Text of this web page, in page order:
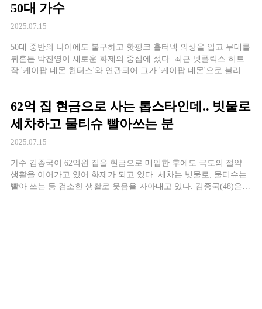
50대 가수
2025.07.15
50대 중반의 나이에도 불구하고 핫핑크 홀터넥 의상을 입고 무대를
뒤흔든 박진영이 새로운 화제의 중심에 섰다. 최근 넷플릭스 히트
작 '케이팝 데몬 헌터스'와 연관되어 그가 '케이팝 데몬'으로 불리며
벌 스테이지에서 열린 '워
62억 집 현금으로 사는 톱스타인데.. 빗물로
세차하고 물티슈 빨아쓰는 분
2025.07.15
가수 김종국이 62억원 집을 현금으로 매입한 후에도 극도의 절약
생활을 이어가고 있어 화제가 되고 있다. 세차는 빗물로, 물티슈는
빨아 쓰는 등 검소한 생활로 웃음을 자아내고 있다. 김종국(48)은